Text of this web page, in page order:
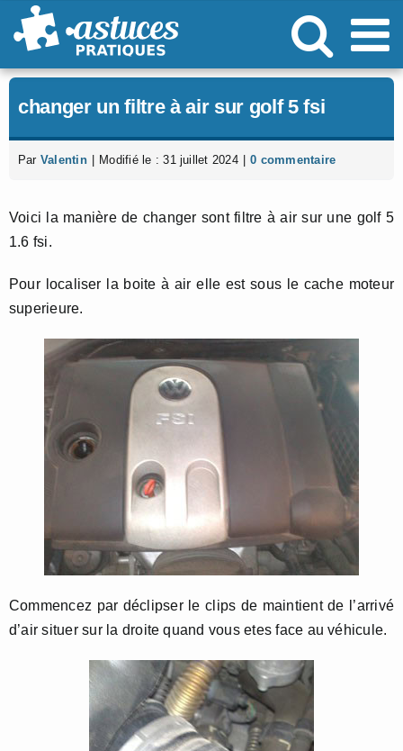
Passer
au
changer un filtre à air sur golf 5 fsi
Par Valentin Modifié le : 31 juillet 2024 0 commentaire
Voici la manière de changer sont filtre à air sur une golf 5
1.6 fsi.
Pour localiser la boite à air elle est sous le cache moteur
superieure.
Commencez par déclipser le clips de maintient de l’arrivé
d’air situer sur la droite quand vous etes face au véhicule.